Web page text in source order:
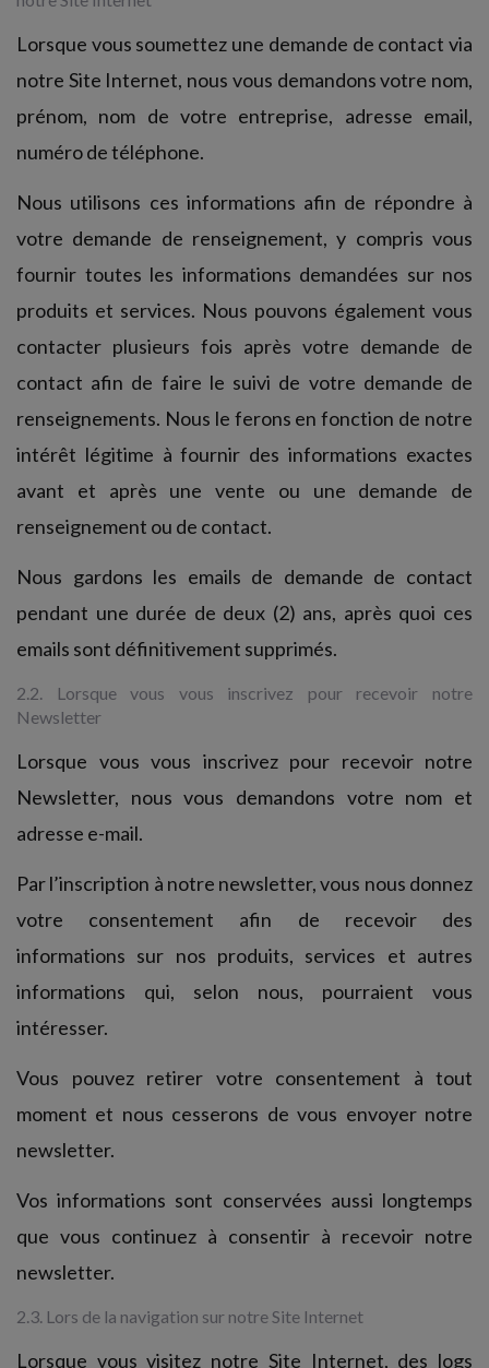
Lorsque vous soumettez une demande de contact via
notre Site Internet, nous vous demandons votre nom,
prénom, nom de votre entreprise, adresse email,
numéro de téléphone.
Nous utilisons ces informations afin de répondre à
votre demande de renseignement, y compris vous
fournir toutes les informations demandées sur nos
produits et services. Nous pouvons également vous
contacter plusieurs fois après votre demande de
contact afin de faire le suivi de votre demande de
renseignements. Nous le ferons en fonction de notre
intérêt légitime à fournir des informations exactes
avant et après une vente ou une demande de
renseignement ou de contact.
Nous gardons les emails de demande de contact
pendant une durée de deux (2) ans, après quoi ces
emails sont définitivement supprimés.
2.2. Lorsque vous vous inscrivez pour recevoir notre
Newsletter
Lorsque vous vous inscrivez pour recevoir notre
Newsletter, nous vous demandons votre nom et
adresse e-mail.
Par l’inscription à notre newsletter, vous nous donnez
votre consentement afin de recevoir des
informations sur nos produits, services et autres
informations qui, selon nous, pourraient vous
intéresser.
Vous pouvez retirer votre consentement à tout
moment et nous cesserons de vous envoyer notre
newsletter.
Vos informations sont conservées aussi longtemps
que vous continuez à consentir à recevoir notre
newsletter.
2.3. Lors de la navigation sur notre Site Internet
Lorsque vous visitez notre Site Internet, des logs